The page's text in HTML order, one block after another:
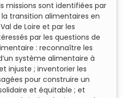
missions sont identifiées par
transition alimentaires en
de Loire et par les
par les questions de
: reconnaître les
système alimentaire à
injuste ; inventorier les
pour construire un
et équitable ; et